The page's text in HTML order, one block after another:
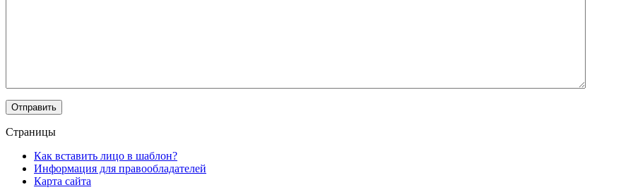
Страницы
Как вставить лицо в шаблон?
Информация для правообладателей
Карта сайта